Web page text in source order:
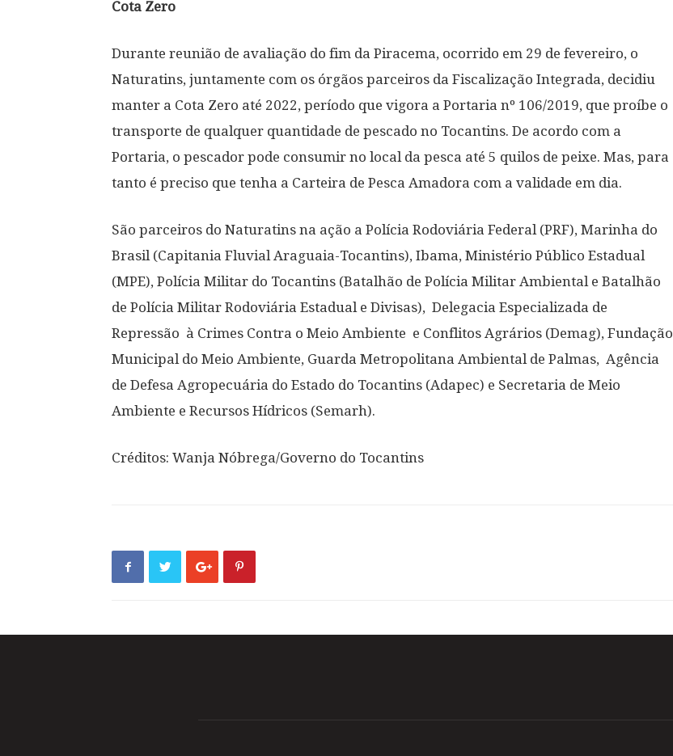
Cota Zero
Durante reunião de avaliação do fim da Piracema, ocorrido em 29 de fevereiro, o
Naturatins, juntamente com os órgãos parceiros da Fiscalização Integrada, decidiu
manter a Cota Zero até 2022, período que vigora a Portaria nº 106/2019, que proíbe o
transporte de qualquer quantidade de pescado no Tocantins. De acordo com a
Portaria, o pescador pode consumir no local da pesca até 5 quilos de peixe. Mas, para
tanto é preciso que tenha a Carteira de Pesca Amadora com a validade em dia.
São parceiros do Naturatins na ação a Polícia Rodoviária Federal (PRF), Marinha do
Brasil (Capitania Fluvial Araguaia-Tocantins), Ibama, Ministério Público Estadual
(MPE), Polícia Militar do Tocantins (Batalhão de Polícia Militar Ambiental e Batalhão
de Polícia Militar Rodoviária Estadual e Divisas), Delegacia Especializada de
Repressão à Crimes Contra o Meio Ambiente e Conflitos Agrários (Demag), Fundação
Municipal do Meio Ambiente, Guarda Metropolitana Ambiental de Palmas, Agência
de Defesa Agropecuária do Estado do Tocantins (Adapec) e Secretaria de Meio
Ambiente e Recursos Hídricos (Semarh).
Créditos: Wanja Nóbrega/Governo do Tocantins